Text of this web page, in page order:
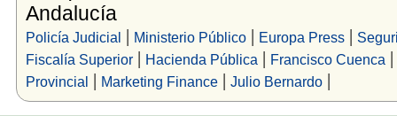
Andalucía
Policía Judicial | Ministerio Público| Europa Press|
Fiscalía Superior| Hacienda Pública | Francisco Cuenca |
Provincial | Marketing Finance| Julio Bernardo|